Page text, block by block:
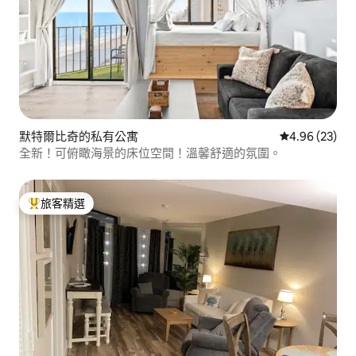
默特爾比奇的私有公寓 從 23 則評價
4.96 (23)
全新！可俯瞰海景的床位空間！溫馨舒適的氛圍。
旅客精選榜首
旅客精選